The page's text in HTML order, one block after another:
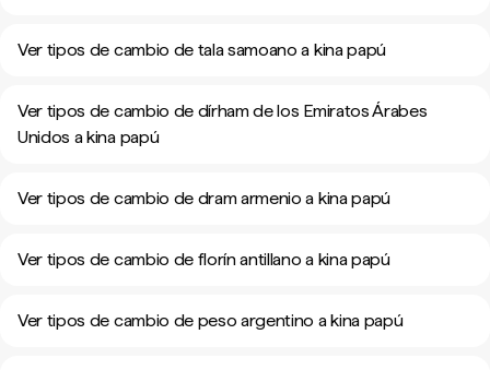
Ver tipos de cambio de tala samoano a kina papú
Ver tipos de cambio de dírham de los Emiratos Árabes
Unidos a kina papú
Ver tipos de cambio de dram armenio a kina papú
Ver tipos de cambio de florín antillano a kina papú
Ver tipos de cambio de peso argentino a kina papú